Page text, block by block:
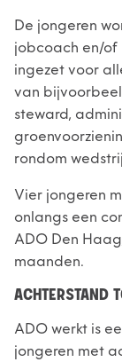
De jongeren
jobcoach en/of
ingezet voor
van
steward,
rondom
Vier jongeren
onlangs een
ADO Den
maanden.
ACHTERSTAND
ADO werkt is
jongeren met